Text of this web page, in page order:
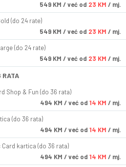
549 KM / već od 23 KM / mj.
(do 24 rate)
549 KM / već od 23 KM / mj.
(do 24 rate)
549 KM / već od 23 KM / mj.
RATA
Shop & Fun (do 36 rata)
494 KM / već od 14 KM / mj.
(do 36 rata)
494 KM / već od 14 KM / mj.
Card kartica (do 36 rata)
494 KM / već od 14 KM / mj.